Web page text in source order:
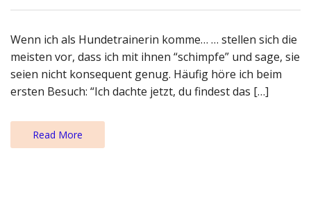
Wenn ich als Hundetrainerin komme… … stellen sich die
meisten vor, dass ich mit ihnen “schimpfe” und sage, sie
seien nicht konsequent genug. Häufig höre ich beim
ersten Besuch: “Ich dachte jetzt, du findest das […]
Read More